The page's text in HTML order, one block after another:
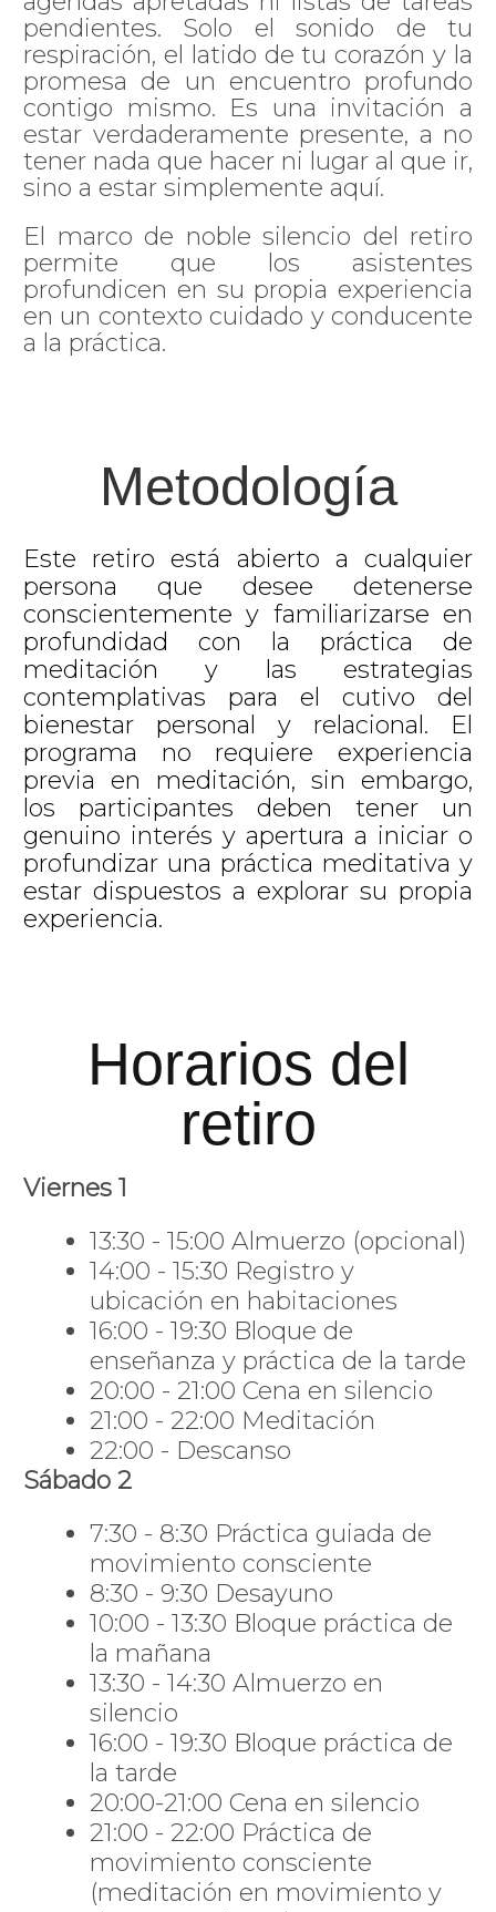
pendientes. Solo el sonido de tu
respiración, el latido de tu corazón y la
promesa de un encuentro profundo
contigo mismo. Es una invitación a
estar verdaderamente presente, a no
tener nada que hacer ni lugar al que ir,
sino a estar simplemente aquí.
El marco de noble silencio del retiro
permite que los asistentes
profundicen en su propia experiencia
en un contexto cuidado y conducente
a la práctica.
Metodología
Este retiro está abierto a cualquier
persona que desee detenerse
conscientemente y familiarizarse en
profundidad con la práctica de
meditación y las estrategias
contemplativas para el cutivo del
bienestar personal y relacional. El
programa no requiere experiencia
previa en meditación, sin embargo,
los participantes deben tener un
genuino interés y apertura a iniciar o
profundizar una práctica meditativa y
estar dispuestos a explorar su propia
experiencia.
Horarios del
retiro
Viernes 1
13:30 - 15:00 Almuerzo (opcional)
14:00 - 15:30 Registro y
ubicación en habitaciones
16:00 - 19:30 Bloque de
enseñanza y práctica de la tarde
20:00 - 21:00 Cena en silencio
21:00 - 22:00 Meditación
22:00 - Descanso
Sábado 2
7:30 - 8:30 Práctica guiada de
movimiento consciente
8:30 - 9:30 Desayuno
10:00 - 13:30 Bloque práctica de
la mañana
13:30 - 14:30 Almuerzo en
silencio
16:00 - 19:30 Bloque práctica de
la tarde
20:00-21:00 Cena en silencio
21:00 - 22:00 Práctica de
movimiento consciente
(meditación en movimiento y